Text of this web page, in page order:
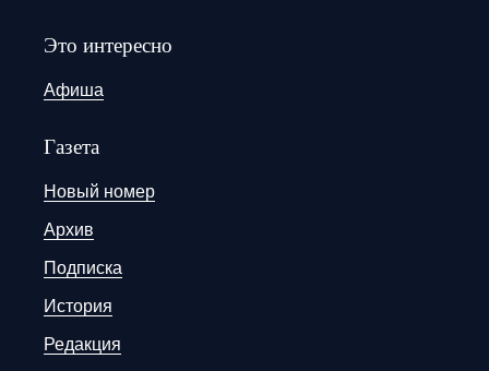
Это интересно
Афиша
Газета
Новый номер
Архив
Подписка
История
Редакция